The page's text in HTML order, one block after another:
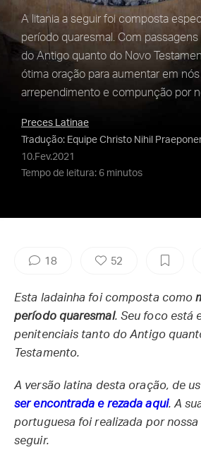
A litania a seguir foi composta
período quaresmal. Com
do Antigo quanto do Novo
ótima oração para aumentar em
arrependimento e compunção por
Preces Latinae
Tradução: Equipe Christo Nihil
10.Fev.2021
Tempo de leitura: 6 minutos
18 52
Esta ladainha foi composta como
período quaresmal. Seu foco está
penitenciais tanto do Antigo
Testamento.
A versão latina desta oração, de
ser encontrada e rezada aqui. A
portuguesa foi realizada por
seguir.